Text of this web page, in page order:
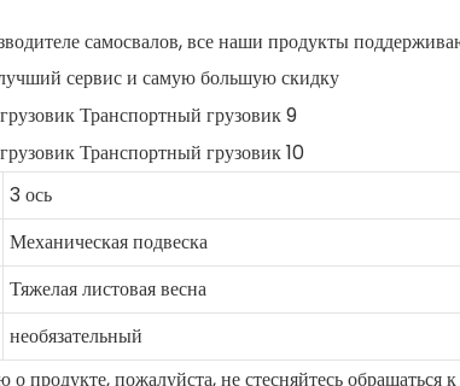
самосвалов, все наши продукты
сервис и самую большую скидку
3 ось
Механическая подвеска
Тяжелая листовая весна
необязательный
продукте, пожалуйста, не стесняйтесь